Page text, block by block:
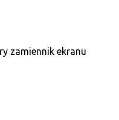
zamiennik ekranu